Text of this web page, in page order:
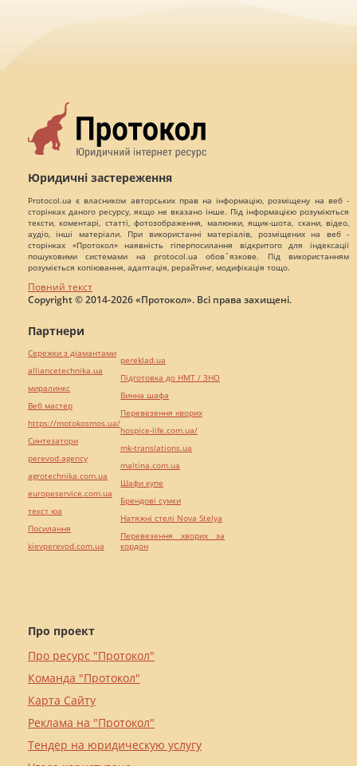
Юридичні застереження
Protocol.ua є власником авторських прав на інформацію, розміщену на веб -
сторінках даного ресурсу, якщо не вказано інше. Під інформацією розуміються
тексти, коментарі, статті, фотозображення, малюнки, ящик-шота, скани, відео,
аудіо, інші матеріали. При використанні матеріалів, розміщених на веб -
сторінках «Протокол» наявність гіперпосилання відкритого для індексації
пошуковими системами на protocol.ua обов`язкове. Під використанням
розуміється копіювання, адаптація, рерайтинг, модифікація тощо.
Повний текст
Copyright © 2014-2026 «Протокол». Всі права захищені.
Про проект
Про ресурс "Протокол"
Команда "Протокол"
Карта Сайту
Реклама на "Протокол"
Тендер на юридическую услугу
Партнери
Сережки з діамантами
alliancetechnika.ua
миралинкс
Веб мастер
https://motokosmos.ua/
Синтезатори
perevod.agency
agrotechnika.com.ua
europeservice.com.ua
текст юа
Посилання
kievperevod.com.ua
pereklad.ua
Підготовка до НМТ / ЗНО
Винна шафа
Перевезення хворих
hospice-life.com.ua/
mk-translations.ua
maltina.com.ua
Шафи купе
Брендові сумки
Натяжні стелі Nova Stelya
Перевезення хворих за
кордон